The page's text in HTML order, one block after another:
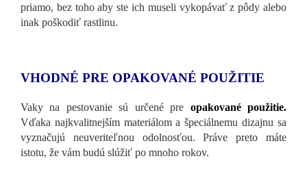
priamo, bez toho aby ste ich museli vykopávať z pôdy alebo
inak poškodiť rastlinu.
VHODNÉ PRE OPAKOVANÉ POUŽITIE
Vaky na pestovanie sú určené pre opakované použitie.
Vďaka najkvalitnejším materiálom a špeciálnemu dizajnu sa
vyznačujú neuveriteľnou odolnosťou. Práve preto máte
istotu, že vám budú slúžiť po mnoho rokov.